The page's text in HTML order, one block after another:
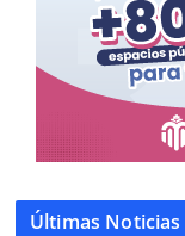
Últimas Noticias